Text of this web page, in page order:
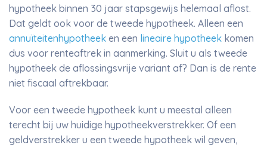
hypotheek binnen 30 jaar stapsgewijs helemaal aflost.
Dat geldt ook voor de tweede hypotheek. Alleen een
annuïteitenhypotheek en een lineaire hypotheek komen
dus voor renteaftrek in aanmerking. Sluit u als tweede
hypotheek de aflossingsvrije variant af? Dan is de rente
niet fiscaal aftrekbaar.
Voor een tweede hypotheek kunt u meestal alleen
terecht bij uw huidige hypotheekverstrekker. Of een
geldverstrekker u een tweede hypotheek wil geven,